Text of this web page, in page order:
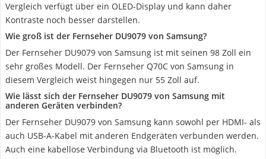
Vergleich verfügt über ein OLED-Display und kann daher
Kontraste noch besser darstellen.
Wie groß ist der Fernseher DU9079 von Samsung?
Der Fernseher DU9079 von Samsung ist mit seinen 98 Zoll ein
sehr großes Modell. Der Fernseher Q70C von Samsung in
diesem Vergleich weist hingegen nur 55 Zoll auf.
Wie lässt sich der Fernseher DU9079 von Samsung mit
anderen Geräten verbinden?
Der Fernseher DU9079 von Samsung kann sowohl per HDMI- als
auch USB-A-Kabel mit anderen Endgeräten verbunden werden.
Auch eine kabellose Verbindung via Bluetooth ist möglich.